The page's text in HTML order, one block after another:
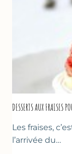
DESSERTS AUX FRAISES
Les fraises,
l’arrivée du…